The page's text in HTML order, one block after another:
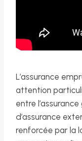
L’assurance
attention
entre
d’assurance
renforcée par la